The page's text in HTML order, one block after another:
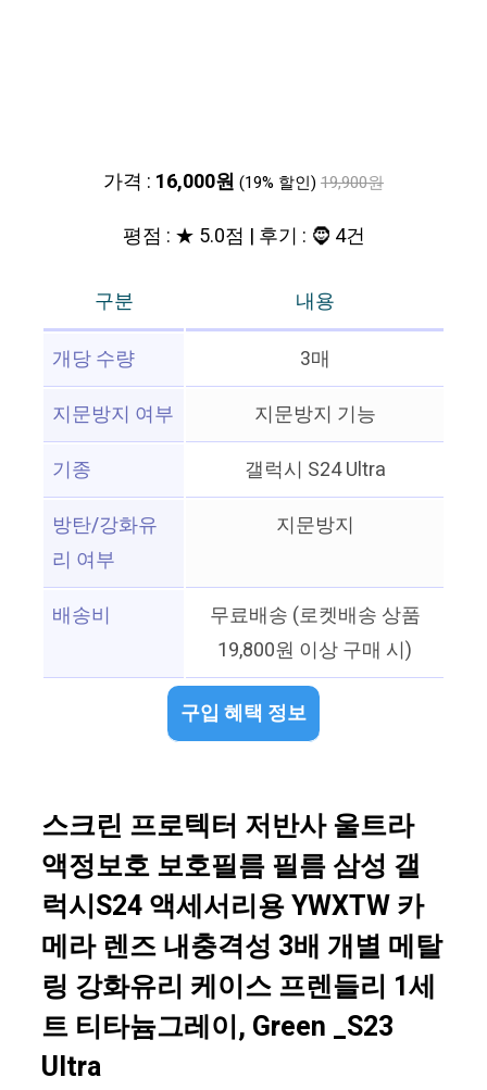
가격 : 16,000원 (19% 할인) 19,900원
평점 : ★ 5.0점 | 후기 : 🧔 4건
구분
내용
개당 수량
3매
지문방지 여부
지문방지 기능
기종
갤럭시 S24 Ultra
방탄/강화유
리 여부
지문방지
배송비
무료배송 (로켓배송 상품
19,800원 이상 구매 시)
구입 혜택 정보
스크린 프로텍터 저반사 울트라
액정보호 보호필름 필름 삼성 갤
럭시S24 액세서리용 YWXTW 카
메라 렌즈 내충격성 3배 개별 메탈
링 강화유리 케이스 프렌들리 1세
트 티타늄그레이, Green _S23
Ultra